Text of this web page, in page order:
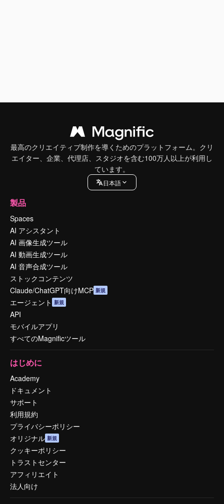
最高のクリエイティブ制作を導くためのプラットフォーム。クリ
エイター、企業、代理店、スタジオを含む100万人以上が利用し
ています。
日本語
製品
Spaces
AI アシスタント
AI 画像生成ツール
AI 動画生成ツール
AI 音声合成ツール
ストックコンテンツ
Claude/ChatGPT向けMCP 新規
エージェント 新規
API
モバイルアプリ
すべてのMagnificツール
はじめに
Academy
ドキュメント
サポート
利用規約
プライバシーポリシー
オリジナル 新規
クッキーポリシー
トラストセンター
アフィリエイト
法人向け